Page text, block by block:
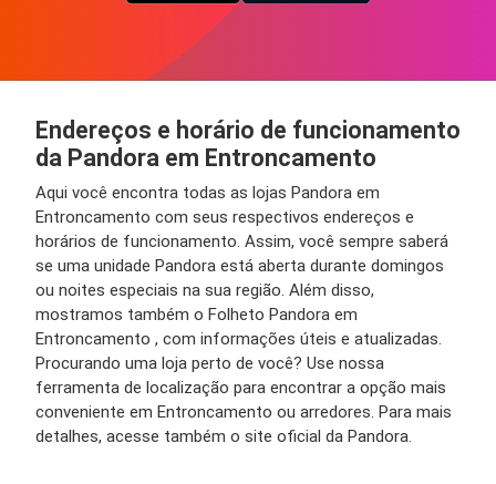
Endereços e horário de funcionamento
da Pandora em Entroncamento
Aqui você encontra todas as lojas Pandora em
Entroncamento com seus respectivos endereços e
horários de funcionamento. Assim, você sempre saberá
se uma unidade Pandora está aberta durante domingos
ou noites especiais na sua região. Além disso,
mostramos também o Folheto Pandora em
Entroncamento , com informações úteis e atualizadas.
Procurando uma loja perto de você? Use nossa
ferramenta de localização para encontrar a opção mais
conveniente em Entroncamento ou arredores. Para mais
detalhes, acesse também o site oficial da Pandora.